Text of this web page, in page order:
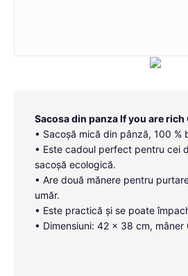
Sacosa din panza If you are rich
• Sacoșă mică din pânză, 100 %
• Este cadoul perfect pentru cei
sacoșă ecologică.
• Are două mănere pentru
umăr.
• Este practică și se poate
• Dimensiuni: 42 x 38 cm,